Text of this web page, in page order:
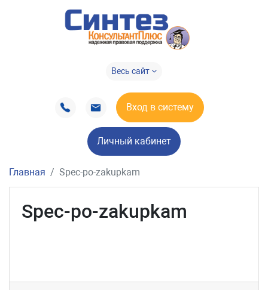
Весь сайт
Вход в систему
Личный кабинет
Главная Spec-po-zakupkam
Spec-po-zakupkam